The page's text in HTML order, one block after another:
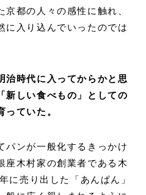
都の人々の感性に触れ、
に入り込んでいったのでは
治時代に入ってからかと思
新しい食べもの」としての
ていた。
パンが一般化するきっかけ
座木村家の創業者である木
に売り出した「あんぱん」